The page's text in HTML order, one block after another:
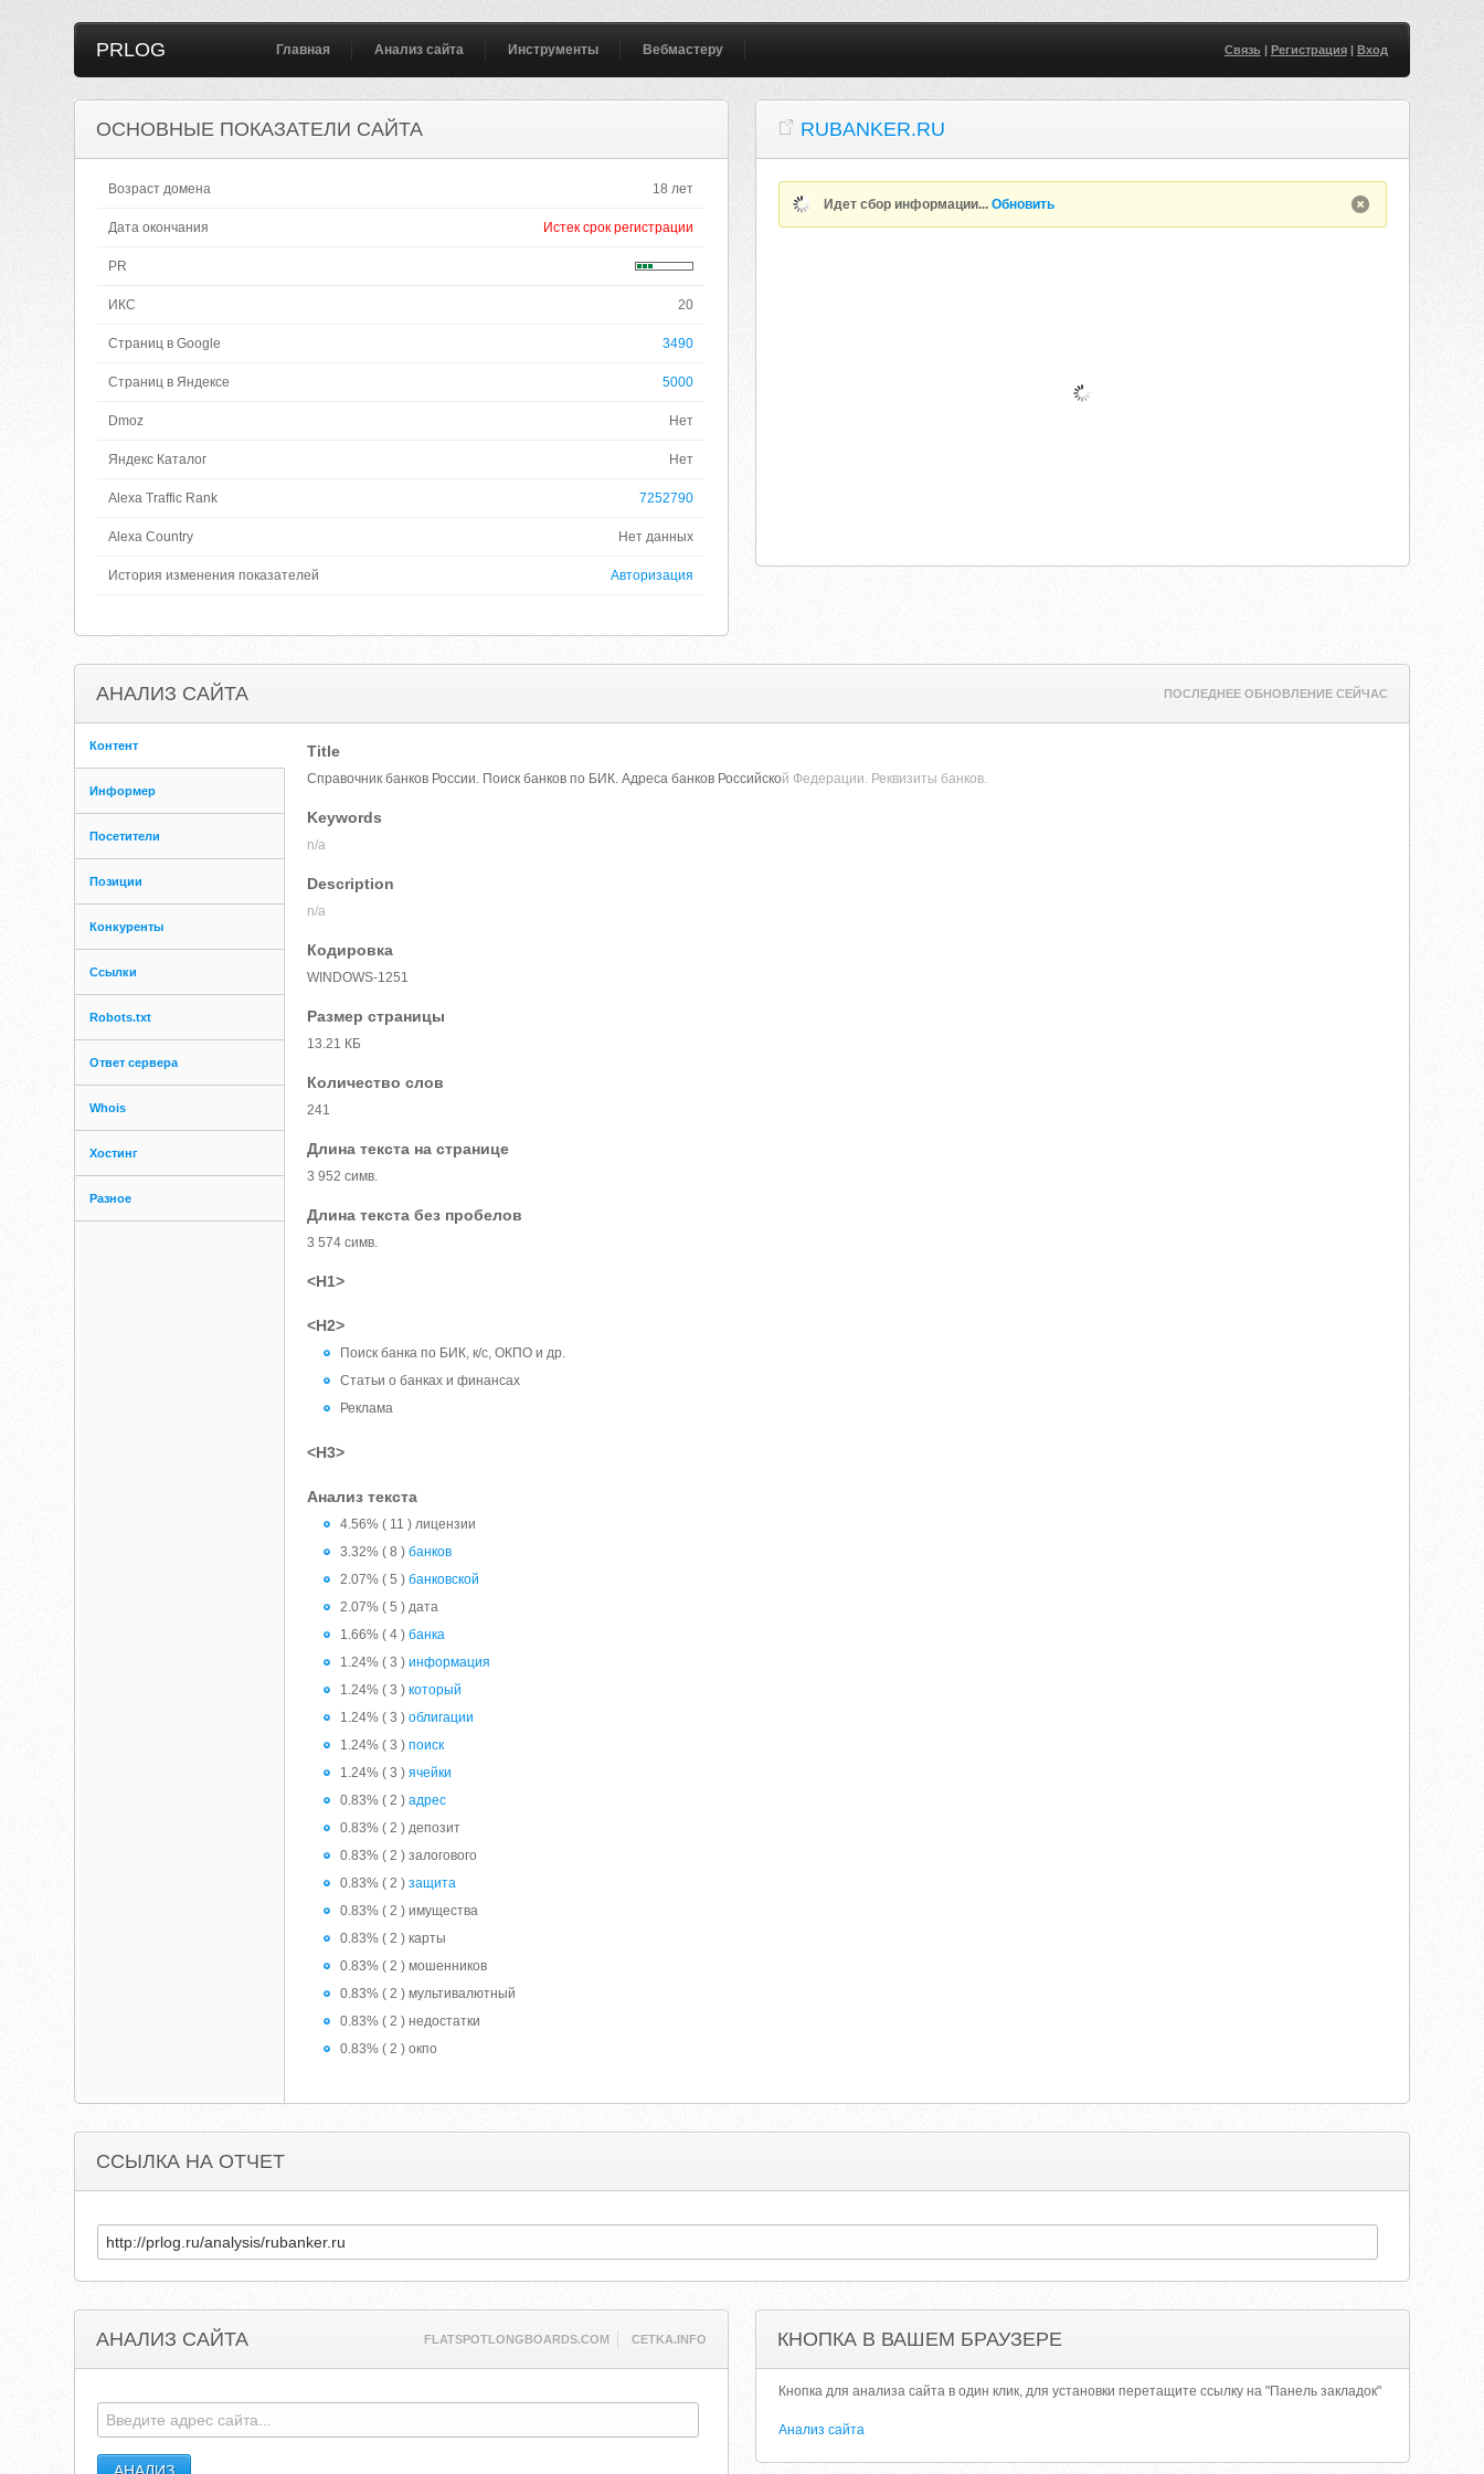
PRLOG Главная Анализ сайта Инструменты Вебмастеру Связь| Регистрация| Вход
ОСНОВНЫЕ ПОКАЗАТЕЛИ САЙТА
Возраст домена 18 лет
Дата окончания Истек срок регистрации
PR
ИКС 20
Страниц в Google 3490
Страниц в Яндексе 5000
Dmoz Нет
Яндекс Каталог Нет
Alexa Traffic Rank 7252790
Alexa Country Нет данных
История изменения показателей Авторизация
RUBANKER.RU
Идет сбор информации...Обновить
АНАЛИЗ САЙТА ПОСЛЕДНЕЕ ОБНОВЛЕНИЕ СЕЙЧАС
Контент
Информер
Посетители
Позиции
Конкуренты
Ссылки
Robots.txt
Ответ сервера
Whois
Хостинг
Разное
Title
Справочник банков России. Поиск банков по БИК. Адреса банков Российской Федерации. Реквизиты банков.
Keywords
n/a
Description
n/a
Кодировка
WINDOWS-1251
Размер страницы
13.21 КБ
Количество слов
241
Длина текста на странице
3 952 симв.
Длина текста без пробелов
3 574 симв.
<H1>
<H2>
Поиск банка по БИК, к/с, ОКПО и др.
Статьи о банках и финансах
Реклама
<H3>
Анализ текста
4.56% ( 11 ) лицензии
3.32% ( 8 )банков
2.07% ( 5 )банковской
2.07% ( 5 ) дата
1.66% ( 4 )банка
1.24% ( 3 )информация
1.24% ( 3 )который
1.24% ( 3 )облигации
1.24% ( 3 )поиск
1.24% ( 3 )ячейки
0.83% ( 2 )адрес
0.83% ( 2 ) депозит
0.83% ( 2 ) залогового
0.83% ( 2 )защита
0.83% ( 2 ) имущества
0.83% ( 2 ) карты
0.83% ( 2 ) мошенников
0.83% ( 2 ) мультивалютный
0.83% ( 2 ) недостатки
0.83% ( 2 ) окпо
ССЫЛКА НА ОТЧЕТ
АНАЛИЗ САЙТА FLATSPOTLONGBOARDS.COM CETKA.INFO КНОПКА В ВАШЕМ БРАУЗЕРЕ
Кнопка для анализа сайта в один клик, для установки перетащите ссылку на "Панель закладок"
Анализ сайта